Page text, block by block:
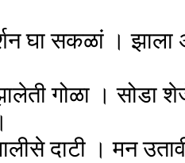
घा सकळां ।
गोळा । सोडा
दाटी । मन